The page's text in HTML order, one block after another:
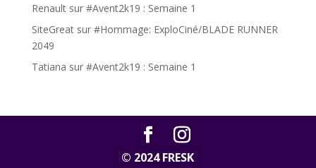
Renaultsur #Avent2k19 : Semaine 1
SiteGreatsur #Hommage: ExploCiné/BLADE RUNNER
2049
Tatiana sur #Avent2k19 : Semaine 1
© 2024 FRESK